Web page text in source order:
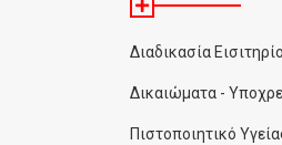
Διαδικασία
Δικαιώματα -
Πιστοποιητικό